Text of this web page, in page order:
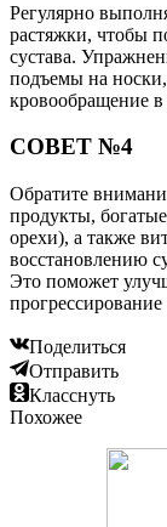
Регулярно
растяжки, чтобы
сустава.
подъемы на
кровообращение в
СОВЕТ №4
Обратите
продукты,
орехи), а также
восстановлению
Это поможет
прогрессирование
Поделиться
Отправить
Класснуть
Похожее